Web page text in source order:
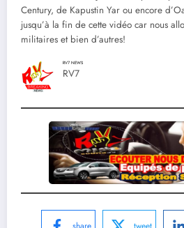
Century, de Kapustin Yar ou encore
jusqu’à la fin de cette vidéo car nous
militaires et bien d’autres!
RV7 NEWS
RV7